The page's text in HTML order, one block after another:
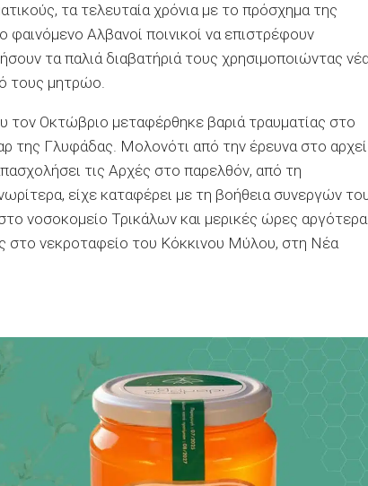
τα τελευταία χρόνια με το πρόσχημα της
Αλβανοί ποινικοί να επιστρέφουν
τα παλιά διαβατήριά τους χρησιμοποιώντας
τους μητρώο.
τον Οκτώβριο μεταφέρθηκε βαριά τραυματίας στο
της Γλυφάδας. Μολονότι από την έρευνα στο
τις Αρχές στο παρελθόν, από τη
είχε καταφέρει με τη βοήθεια συνεργών
νοσοκομείο Τρικάλων και μερικές ώρες αργότερα
στο νεκροταφείο του Κόκκινου Μύλου, στη Νέα